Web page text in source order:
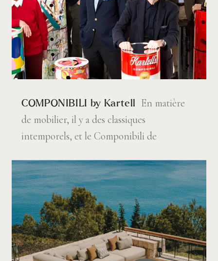
COMPONIBILI by Kartell
En matière
de mobilier, il y a des classiques
intemporels, et le Componibili de